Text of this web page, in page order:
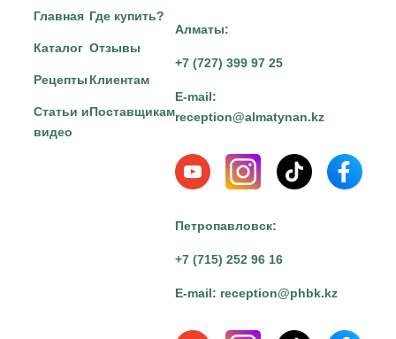
Главная
Каталог
Рецепты
Статьи и
видео
Где купить?
Отзывы
Клиентам
Поставщикам
Алматы:
+7 (727) 399 97 25
E-mail:
reception@almatynan.kz
Петропавловск:
+7 (715) 252 96 16
E-mail: reception@phbk.kz